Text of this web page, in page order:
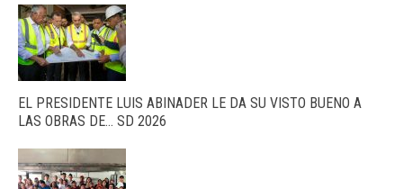
EL PRESIDENTE LUIS ABINADER LE DA SU VISTO BUENO A
LAS OBRAS DE… SD 2026